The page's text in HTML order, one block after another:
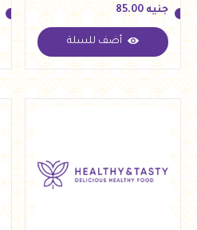
جنيه
جنيه 85.00
أضف للسلة